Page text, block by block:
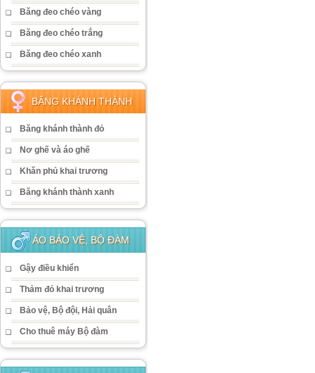
Băng đeo chéo vàng
Băng đeo chéo trắng
Băng đeo chéo xanh
BĂNG KHÁNH THÀNH
Băng khánh thành đỏ
Nơ ghế và áo ghế
Khăn phủ khai trương
Băng khánh thành xanh
ÁO BẢO VỆ, BỘ ĐÀM
Gậy điều khiển
Thảm đỏ khai trương
Bảo vệ, Bộ đội, Hải quân
Cho thuê máy Bộ đàm